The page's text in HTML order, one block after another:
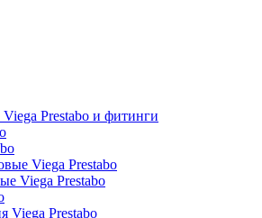
Prestabo и фитинги
Viega Prestabo
Viega Prestabo
Viega Prestabo